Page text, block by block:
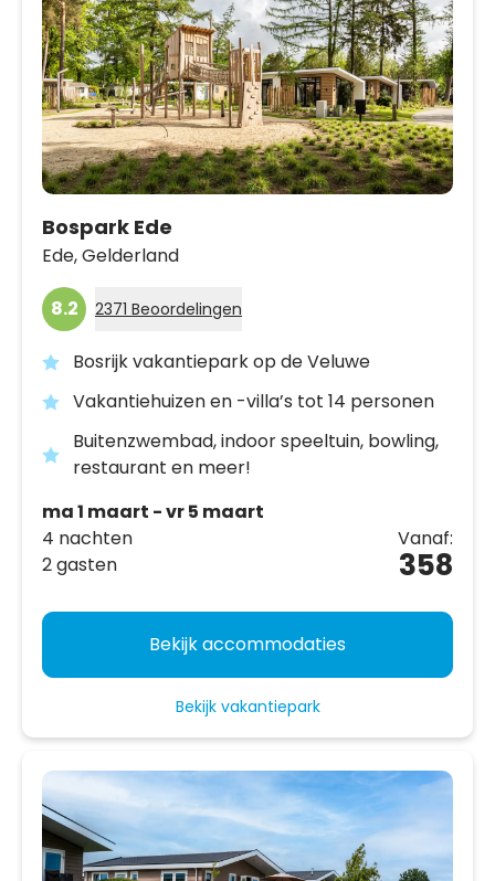
Bospark Ede
Ede,Gelderland
8.2 2371 Beoordelingen
Bosrijk vakantiepark op de Veluwe
Vakantiehuizen en -villa’s tot 14 personen
Buitenzwembad, indoor speeltuin, bowling,
restaurant en meer!
ma 1 maart - vr 5 maart
4 nachten
2 gasten
Vanaf:
358
Bekijk accommodaties
Bekijk vakantiepark